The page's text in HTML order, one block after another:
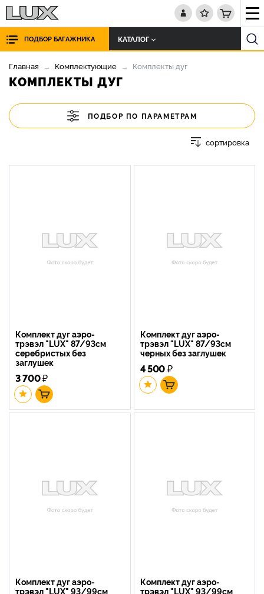
ПОДБОР БАГАЖНИКА КАТАЛОГ
Главная Комплектующие Комплекты дуг
КОМПЛЕКТЫ ДУГ
ПОДБОР ПО ПАРАМЕТРАМ
сортировка
Комплект дуг аэро-
трэвэл "LUX" 87/93см
серебристых без
заглушек
3 700₽
Комплект дуг аэро-
трэвэл "LUX" 87/93см
черных без заглушек
4 500₽
Комплект дуг аэро-
трэвэл "LUX" 93/99см
Комплект дуг аэро-
трэвэл "LUX" 93/99см